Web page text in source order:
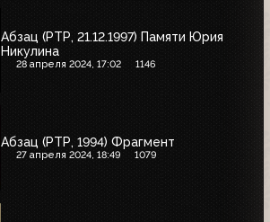
Абзац (РТР, 21.12.1997) Памяти Юрия
Никулина
28 апреля 2024, 17:02 1146
Абзац (РТР, 1994) Фрагмент
27 апреля 2024, 18:49 1079